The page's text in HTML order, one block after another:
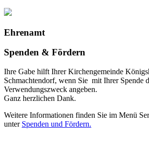
Ehrenamt
Spenden & Fördern
Ihre Gabe hilft Ihrer Kirchengemeinde
Schmachtendorf, wenn Sie mit Ihrer Spende
Verwendungszweck angeben.
Ganz herzlichen Dank.
Weitere Informationen finden Sie im Menü
unter Spenden und Fördern.